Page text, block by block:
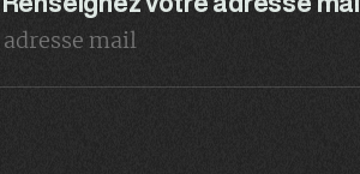
Renseignez votre adresse mail